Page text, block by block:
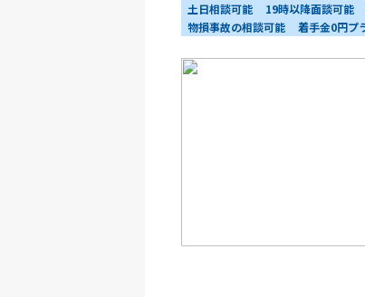
土日相談可能 19時以降面談可能
物損事故の相談可能
着手金0円プ